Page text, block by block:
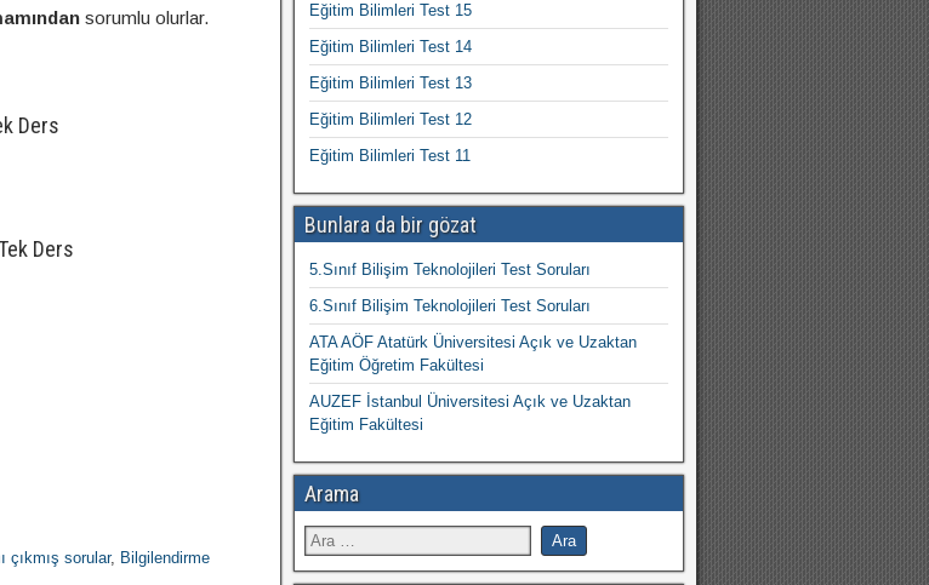
sorumlu olurlar.
Ders
Ders
çıkmış sorular, Bilgilendirme
Eğitim Bilimleri Test 15
Eğitim Bilimleri Test 14
Eğitim Bilimleri Test 13
Eğitim Bilimleri Test 12
Eğitim Bilimleri Test 11
Bunlara da bir gözat
5.Sınıf Bilişim Teknolojileri Test Soruları
6.Sınıf Bilişim Teknolojileri Test Soruları
ATA AÖF Atatürk Üniversitesi Açık ve Uzaktan
Eğitim Öğretim Fakültesi
AUZEF İstanbul Üniversitesi Açık ve Uzaktan
Eğitim Fakültesi
Arama